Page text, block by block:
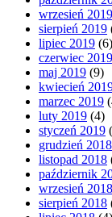
wrzesień 2019
sierpień 2019
lipiec 2019 (6)
czerwiec 2019
maj 2019 (9)
kwiecień
marzec 2019
luty 2019 (4)
styczeń 2019
grudzień 2018
listopad 2018
październik
wrzesień 2018
sierpień 2018